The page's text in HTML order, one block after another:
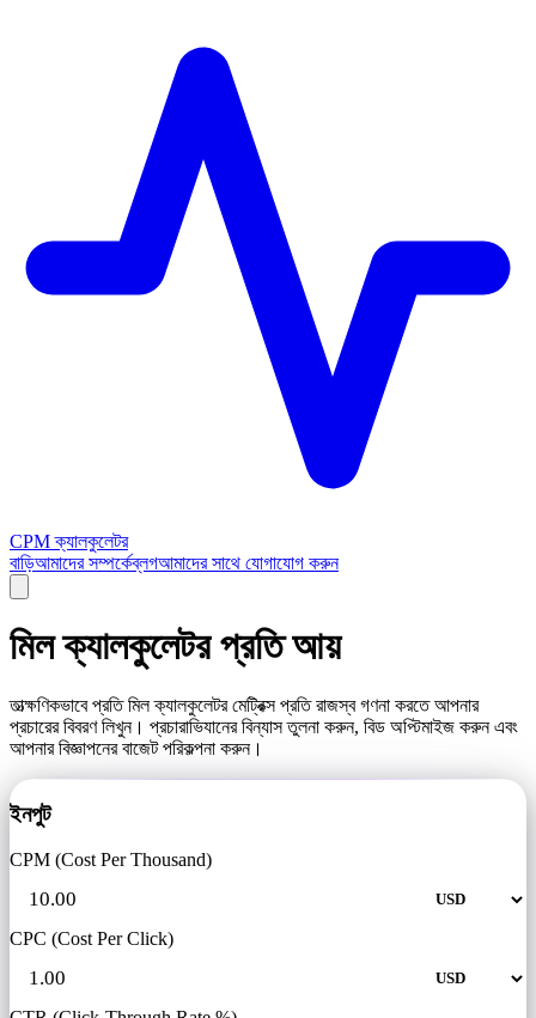
CPM ক্যালকুলেটর
বাড়িআমাদের সম্পর্কেব্লগআমাদের সাথে যোগাযোগ করুন
মিল ক্যালকুলেটর প্রতি আয়
তাত্ক্ষণিকভাবে প্রতি মিল ক্যালকুলেটর মেট্রিক্স প্রতি রাজস্ব গণনা করতে আপনার
প্রচারের বিবরণ লিখুন। প্রচারাভিযানের বিন্যাস তুলনা করুন, বিড অপ্টিমাইজ করুন এবং
আপনার বিজ্ঞাপনের বাজেট পরিকল্পনা করুন।
ইনপুট
CPM (Cost Per Thousand)
CPC (Cost Per Click)